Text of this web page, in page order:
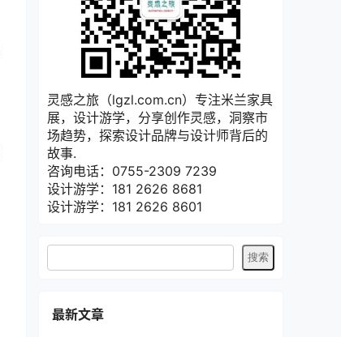
灵感之旅（lgzl.com.cn）专注米兰家具
展，设计游学，分享创作灵感，洞察市
场趋势，探索设计品牌与设计师背后的
故事.
咨询电话：0755-2309 7239
设计游学：181 2626 8681
设计游学：181 2626 8601
最新文章